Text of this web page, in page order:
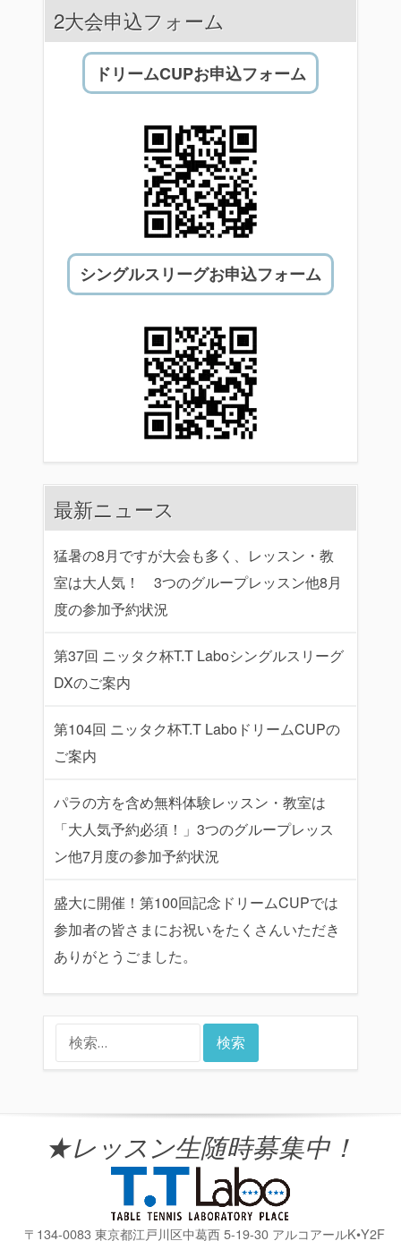
2大会申込フォーム
ドリームCUPお申込フォーム
シングルスリーグお申込フォーム
最新ニュース
猛暑の8月ですが大会も多く、レッスン・教
室は大人気！ 3つのグループレッスン他8月
度の参加予約状況
第37回 ニッタク杯T.T Laboシングルスリーグ
DXのご案内
第104回 ニッタク杯T.T LaboドリームCUPの
ご案内
パラの方を含め無料体験レッスン・教室は
「大人気予約必須！」3つのグループレッス
ン他7月度の参加予約状況
盛大に開催！第100回記念ドリームCUPでは
参加者の皆さまにお祝いをたくさんいただき
ありがとうごました。
索:
★レッスン生随時募集中！
〒134-0083 東京都江戸川区中葛西 5-19-30 アルコアールK•Y2F